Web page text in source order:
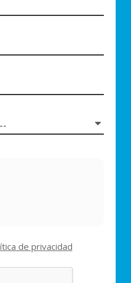
de privacidad